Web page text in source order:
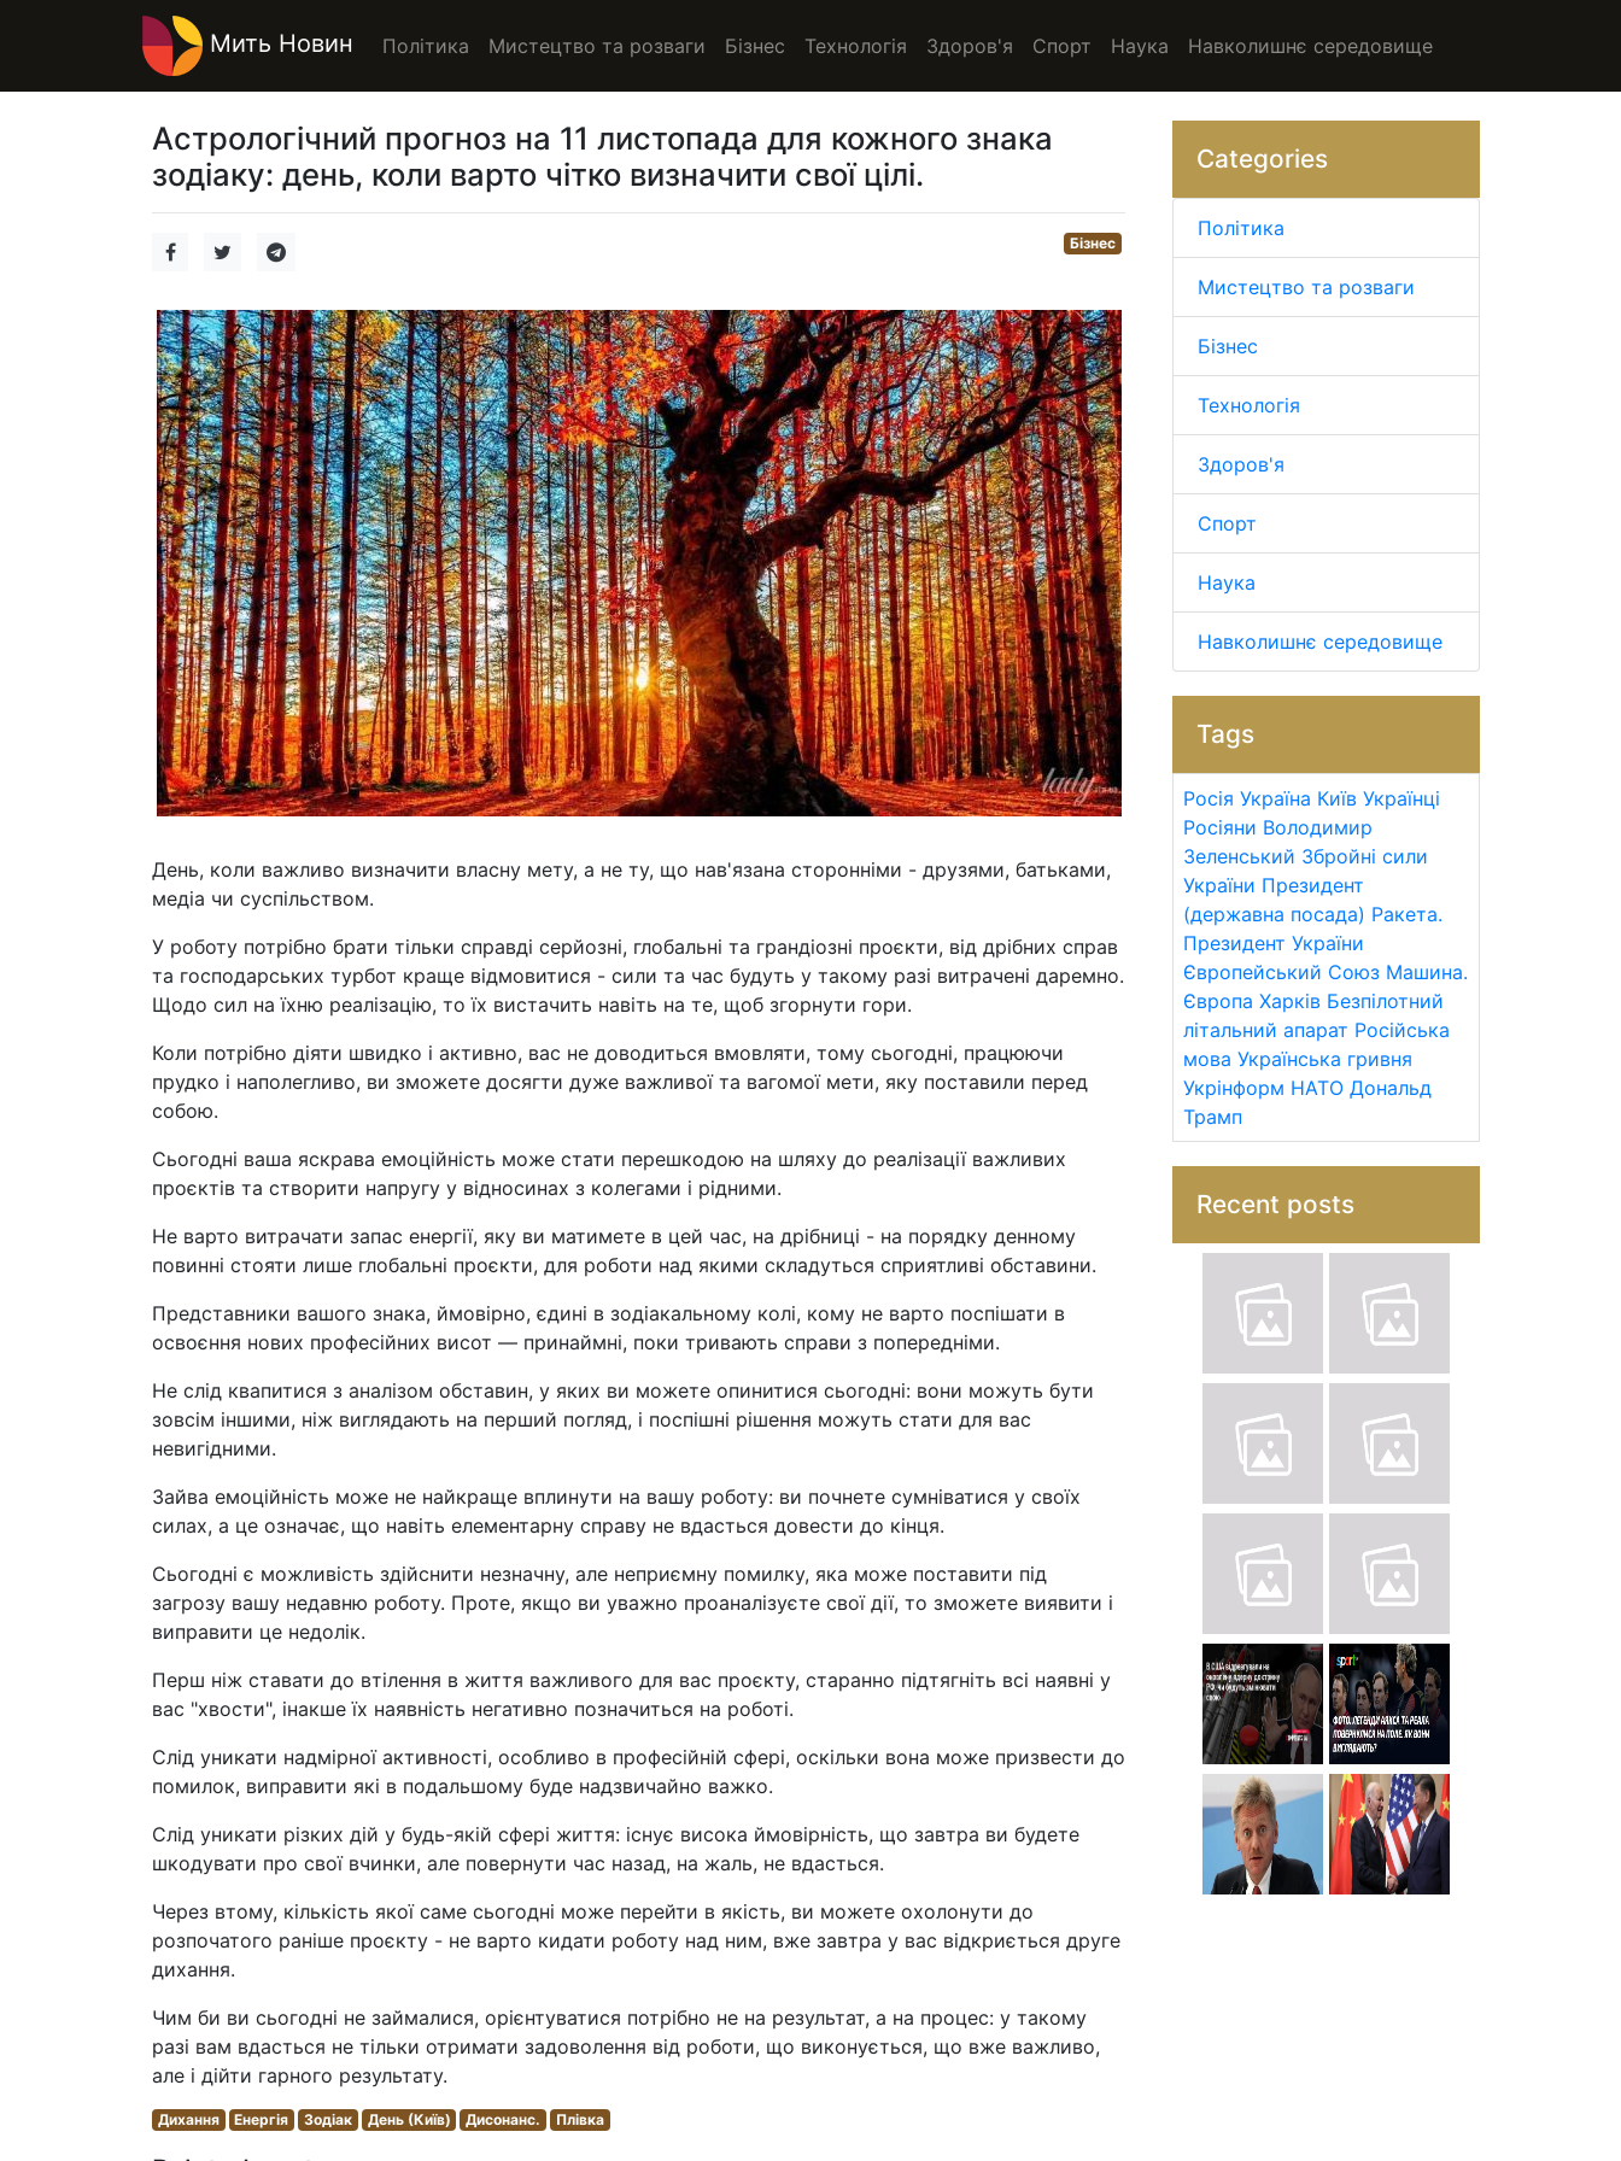
Мить Новин Політика Мистецтво та розваги Бізнес Технологія Здоров'я Спорт Наука Навколишнє середовище
Астрологічний прогноз на 11 листопада для кожного знака
зодіаку: день, коли варто чітко визначити свої цілі.
Бізнес
День, коли важливо визначити власну мету, а не ту, що нав'язана сторонніми - друзями, батьками,
медіа чи суспільством.
У роботу потрібно брати тільки справді серйозні, глобальні та грандіозні проєкти, від дрібних справ
та господарських турбот краще відмовитися - сили та час будуть у такому разі витрачені даремно.
Щодо сил на їхню реалізацію, то їх вистачить навіть на те, щоб згорнути гори.
Коли потрібно діяти швидко і активно, вас не доводиться вмовляти, тому сьогодні, працюючи
прудко і наполегливо, ви зможете досягти дуже важливої та вагомої мети, яку поставили перед
собою.
Сьогодні ваша яскрава емоційність може стати перешкодою на шляху до реалізації важливих
проєктів та створити напругу у відносинах з колегами і рідними.
Не варто витрачати запас енергії, яку ви матимете в цей час, на дрібниці - на порядку денному
повинні стояти лише глобальні проєкти, для роботи над якими складуться сприятливі обставини.
Представники вашого знака, ймовірно, єдині в зодіакальному колі, кому не варто поспішати в
освоєння нових професійних висот — принаймні, поки тривають справи з попередніми.
Не слід квапитися з аналізом обставин, у яких ви можете опинитися сьогодні: вони можуть бути
зовсім іншими, ніж виглядають на перший погляд, і поспішні рішення можуть стати для вас
невигідними.
Зайва емоційність може не найкраще вплинути на вашу роботу: ви почнете сумніватися у своїх
силах, а це означає, що навіть елементарну справу не вдасться довести до кінця.
Сьогодні є можливість здійснити незначну, але неприємну помилку, яка може поставити під
загрозу вашу недавню роботу. Проте, якщо ви уважно проаналізуєте свої дії, то зможете виявити і
виправити це недолік.
Перш ніж ставати до втілення в життя важливого для вас проєкту, старанно підтягніть всі наявні у
вас "хвости", інакше їх наявність негативно позначиться на роботі.
Слід уникати надмірної активності, особливо в професійній сфері, оскільки вона може призвести до
помилок, виправити які в подальшому буде надзвичайно важко.
Слід уникати різких дій у будь-якій сфері життя: існує висока ймовірність, що завтра ви будете
шкодувати про свої вчинки, але повернути час назад, на жаль, не вдасться.
Через втому, кількість якої саме сьогодні може перейти в якість, ви можете охолонути до
розпочатого раніше проєкту - не варто кидати роботу над ним, вже завтра у вас відкриється друге
дихання.
Чим би ви сьогодні не займалися, орієнтуватися потрібно не на результат, а на процес: у такому
разі вам вдасться не тільки отримати задоволення від роботи, що виконується, що вже важливо,
але і дійти гарного результату.
Дихання Енергія Зодіак День (Київ) Дисонанс. Плівка
Categories
Політика
Мистецтво та розваги
Бізнес
Технологія
Здоров'я
Спорт
Наука
Навколишнє середовище
Tags
Росія Україна Київ Українці
Росіяни Володимир
Зеленський Збройні сили
України Президент
(державна посада) Ракета.
Президент України
Європейський Союз Машина.
Європа Харків Безпілотний
літальний апарат Російська
мова Українська гривня
Укрінформ НАТО Дональд
Трамп
Recent posts